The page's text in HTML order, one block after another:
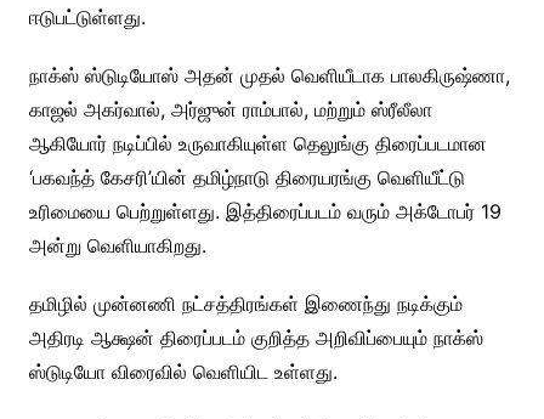
ஈடுபட்டுள்ளது.
நாக்ஸ் ஸ்டுடியோஸ் அதன் முதல் வெளியீடாக பாலகிருஷ்ணா,
காஜல் அகர்வால், அர்ஜுன் ராம்பால், மற்றும் ஸ்ரீலீலா
ஆகியோர் நடிப்பில் உருவாகியுள்ள தெலுங்கு திரைப்படமான
‘பகவந்த் கேசரி’யின் தமிழ்நாடு திரையரங்கு வெளியீட்டு
உரிமையை பெற்றுள்ளது. இத்திரைப்படம் வரும் அக்டோபர் 19
அன்று வெளியாகிறது.
தமிழில் முன்னணி நட்சத்திரங்கள் இணைந்து நடிக்கும்
அதிரடி ஆக்ஷன் திரைப்படம் குறித்த அறிவிப்பையும் நாக்ஸ்
ஸ்டுடியோ விரைவில் வெளியிட உள்ளது.